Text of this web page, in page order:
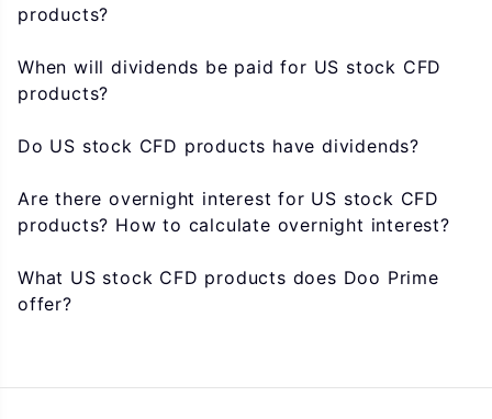
products?
When will dividends be paid for US stock CFD
products?
Do US stock CFD products have dividends?
Are there overnight interest for US stock CFD
products? How to calculate overnight interest?
What US stock CFD products does Doo Prime
offer?